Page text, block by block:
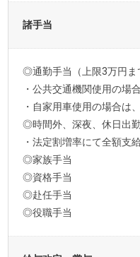
諸手当
◎通勤手当（上限3万円ま
・公共交通機関使用の場
・自家用車使用の場合は
◎時間外、深夜、休日出
・法定割増率にて全額支給
◎家族手当
◎資格手当
◎赴任手当
◎役職手当